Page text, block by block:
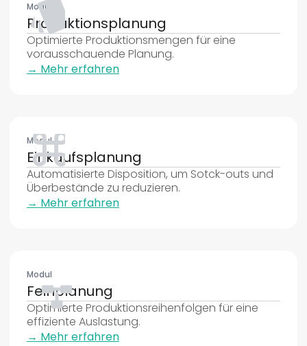
Modul
Produktionsplanung
Optimierte Produktionsmengen für eine
vorausschauende Planung.
→ Mehr erfahren
Modul
Einkaufsplanung
Automatisierte Disposition, um Sotck-outs und
Überbestände zu reduzieren.
→ Mehr erfahren
Modul
Feinplanung
Optimierte Produktionsreihenfolgen für eine
effiziente Auslastung.
→ Mehr erfahren